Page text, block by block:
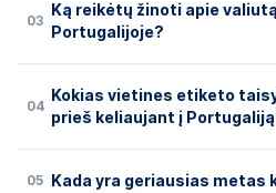
03
Ką reikėtų žinoti apie
Portugalijoje?
04
Kokias vietines etiketo
prieš keliaujant į
05 Kada yra geriausias metas